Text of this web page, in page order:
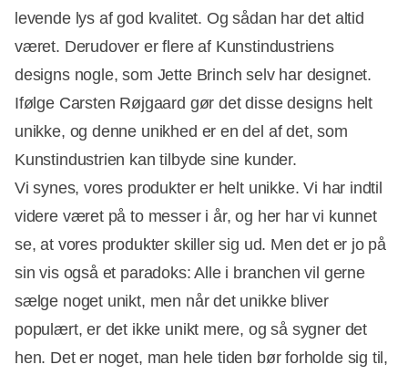
levende lys af god kvalitet. Og sådan har det altid
været. Derudover er flere af Kunstindustriens
designs nogle, som Jette Brinch selv har designet.
Ifølge Carsten Røjgaard gør det disse designs helt
unikke, og denne unikhed er en del af det, som
Kunstindustrien kan tilbyde sine kunder.
Vi synes, vores produkter er helt unikke. Vi har indtil
videre været på to messer i år, og her har vi kunnet
se, at vores produkter skiller sig ud. Men det er jo på
sin vis også et paradoks: Alle i branchen vil gerne
sælge noget unikt, men når det unikke bliver
populært, er det ikke unikt mere, og så sygner det
hen. Det er noget, man hele tiden bør forholde sig til,